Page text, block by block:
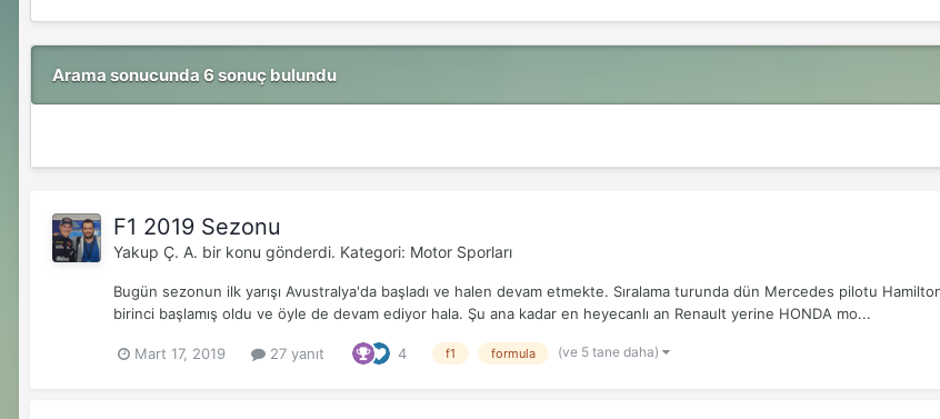
Arama sonucunda 6 sonuç bulundu
F1 2019 Sezonu
Yakup Ç. A. bir konu gönderdi. Kategori: Motor Sporları
Bugün sezonun ilk yarışı Avustralya'da başladı ve halen devam etmekte. Sıralama turunda dün Mercedes pilotu
birinci başlamış oldu ve öyle de devam ediyor hala. Şu ana kadar en heyecanlı an Renault yerine HONDA mo...
Mart 17, 2019 27 yanıt 4 f1 formula (ve 5 tane daha)